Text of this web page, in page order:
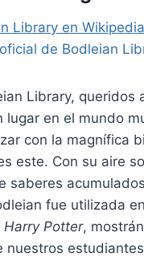
Library en Wikipedia
de Bodleian
Library, queridos
lugar en el mundo
con la magnífica
este. Con su aire
saberes
fue utilizada
Harry Potter,
nuestros